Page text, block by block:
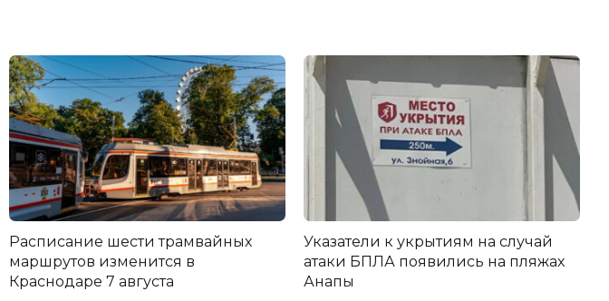
Расписание шести трамвайных
маршрутов изменится в
Краснодаре 7 августа
Указатели к укрытиям на случай
атаки БПЛА появились на пляжах
Анапы